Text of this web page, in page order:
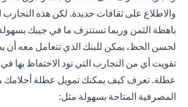
والاطلاع على ثقافات جديدة. لكن هذه التجارب
باهظة الثمن وربما تستنزف ما في جيبك
لحسن الحظ، يمكن للبنك الذي تتعامل معه
تفويت أي من التجارب التي تود الاحتفاظ بها
عطلة. تعرف كيف يمكنك تمويل عطلة أحلامك
المصرفية المتاحة بسهولة مثل: